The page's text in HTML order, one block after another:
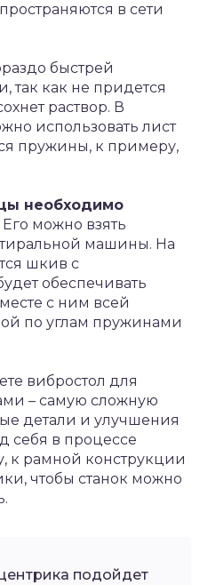
в сети
быстрей
так как не придется
раствор. В
использовать лист
пружины, к примеру,
необходимо
Его можно взять
машины. На
шкив с
обеспечивать
с ним всей
по углам пружинами
вибростол для
– самую сложную
детали и улучшения
себя в процессе
к рамной конструкции
чтобы станок можно
подойдет